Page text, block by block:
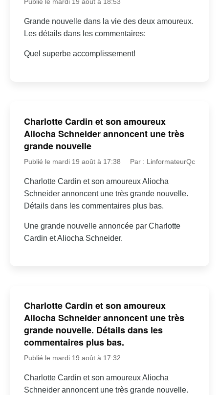
Publié le mardi 19 août à 18:53
Grande nouvelle dans la vie des deux amoureux.
Les détails dans les commentaires:
Quel superbe accomplissement!
Charlotte Cardin et son amoureux
Aliocha Schneider annoncent une très
grande nouvelle
Publié le mardi 19 août à 17:38 Par : LinformateurQc
Charlotte Cardin et son amoureux Aliocha
Schneider annoncent une très grande nouvelle.
Détails dans les commentaires plus bas.
Une grande nouvelle annoncée par Charlotte
Cardin et Aliocha Schneider.
Charlotte Cardin et son amoureux
Aliocha Schneider annoncent une très
grande nouvelle. Détails dans les
commentaires plus bas.
Publié le mardi 19 août à 17:32
Charlotte Cardin et son amoureux Aliocha
Schneider annoncent une très grande nouvelle.